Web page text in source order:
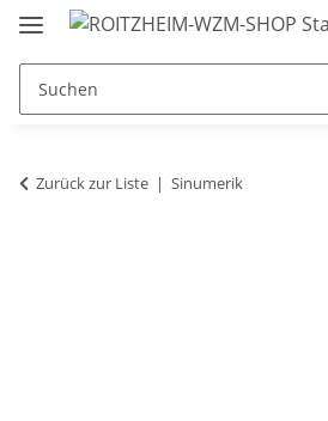
Zurück zur Liste Sinumerik